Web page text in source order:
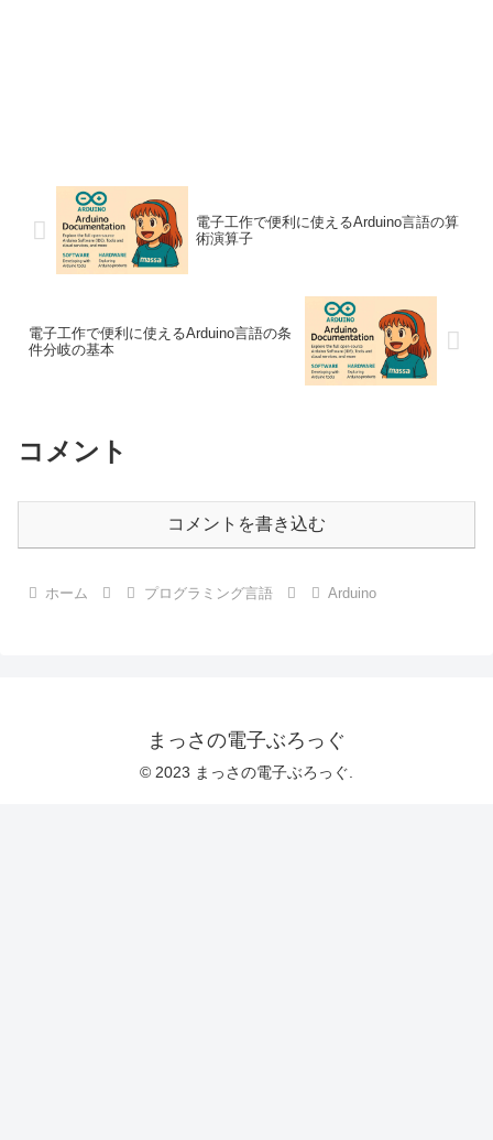
電子工作で便利に使えるArduino言語の算
術演算子
電子工作で便利に使えるArduino言語の条
件分岐の基本
コメント
コメントを書き込む
ホーム プログラミング言語 Arduino
まっさの電子ぶろっぐ
© 2023 まっさの電子ぶろっぐ.